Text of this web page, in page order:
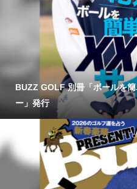
BUZZ GOLF 別冊「ボールを
ー」発行